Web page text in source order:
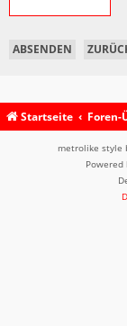
Startseite Foren-
metrolike style
Powered